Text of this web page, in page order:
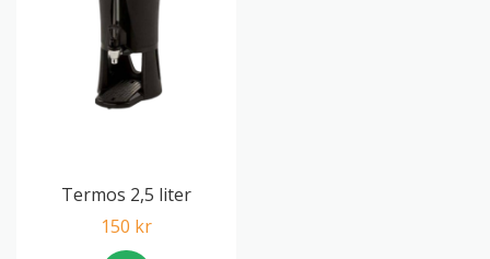
Termos 2,5 liter
150 kr